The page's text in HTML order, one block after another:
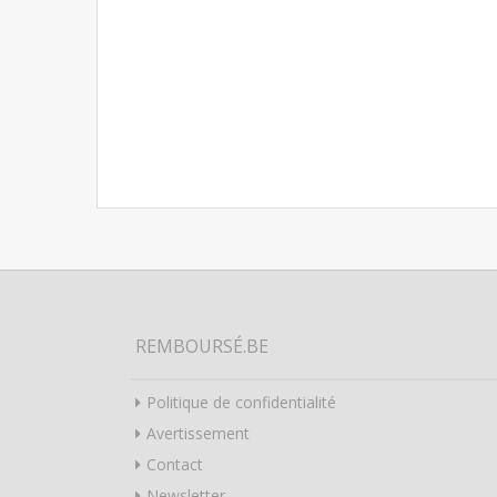
REMBOURSÉ.BE
Politique de confidentialité
Avertissement
Contact